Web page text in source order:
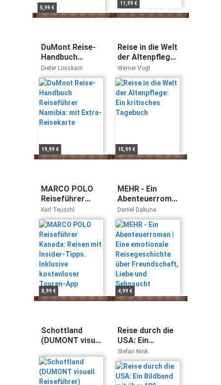
5,99 €
11,99 €
DuMont Reise-
Handbuch
Reiseführer
Namibia: mit
Extra-
Reisekarte
Dieter Losskarn
19,99 €
Reise in die Welt
der Altenpflege:
Ein kritisches
Tagebuch
Werner Vogt
15,99 €
MARCO POLO
Reiseführer
Kanada: Reisen
mit Insider-
Tipps. Inklusive
kostenloser
Touren-App
Karl Teuschl
8,99 €
MEHR - Ein
Abenteuerroman
| Eine emotionale
Reisegeschichte
über
Freundschaft,
Liebe und
Sehnsucht
Daniel Dakuna
4,99 €
Schottland
(DUMONT visuell
Reise durch die
USA: Ein
Bildband mit
über 180 Bildern
auf 140 Seiten -
STÜRTZ Verlag
Stefan Nink